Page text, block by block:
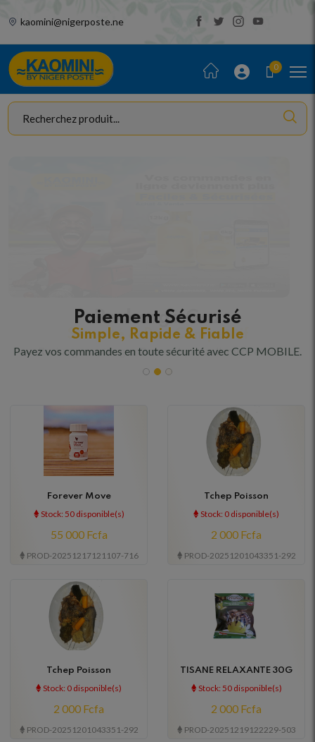
kaomini@nigerposte.ne
0
Kaomini, votre shopping
simplifié
Des produits de qualité pour vous
Profitez d’une expérience d’achat fluide et agréable
Paiement Sécurisé
Simple, Rapide & Fiable
Payez vos commandes en toute sécurité avec CCP MOBILE.
Recharge Gaz
Sécurité & Prix Compétitif
Rechargez votre gaz Domestique facilement et en
toute sécurité.
Forever Move
Stock: 50 disponible(s)
55 000 Fcfa
PROD-20251217121107-716
Tchep Poisson
Stock: 0 disponible(s)
2 000 Fcfa
PROD-20251201043351-292
Tchep Poisson
Stock: 0 disponible(s)
2 000 Fcfa
PROD-20251201043351-292
TISANE RELAXANTE 30G
Stock: 50 disponible(s)
2 000 Fcfa
PROD-20251219122229-503